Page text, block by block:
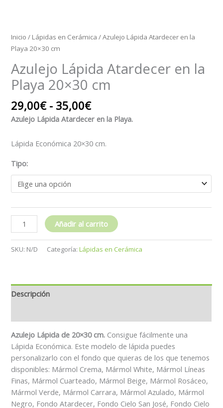
Inicio / Lápidas en Cerámica / Azulejo Lápida Atardecer en la
Playa 20×30 cm
Azulejo Lápida Atardecer en la
Playa 20×30 cm
29,00€ - 35,00€
Azulejo Lápida Atardecer en la Playa.
Lápida Económica 20×30 cm.
Tipo:
Añadir al carrito
SKU: N/D Categoría:Lápidas en Cerámica
Descripción
Azulejo Lápida de 20×30 cm. Consigue fácilmente una
Lápida Económica. Este modelo de lápida puedes
personalizarlo con el fondo que quieras de los que tenemos
disponibles: Mármol Crema, Mármol White, Mármol Líneas
Finas, Mármol Cuarteado, Mármol Beige, Mármol Rosáceo,
Mármol Verde, Mármol Carrara, Mármol Azulado, Mármol
Negro, Fondo Atardecer, Fondo Cielo San José, Fondo Cielo